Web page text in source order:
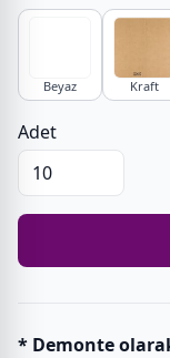
Beyaz Kraft
Adet
* Demonte